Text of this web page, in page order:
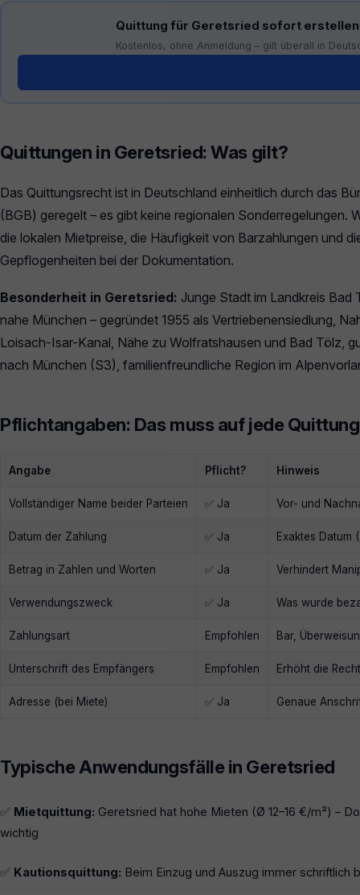
Quittung für Geretsried sofort erstellen
Kostenlos, ohne Anmeldung – gilt überall in
Quittungen in Geretsried: Was gilt?
Das Quittungsrecht ist in Deutschland einheitlich durch das
(BGB) geregelt – es gibt keine regionalen Sonderregelungen.
die lokalen Mietpreise, die Häufigkeit von Barzahlungen und
Gepflogenheiten bei der Dokumentation.
Besonderheit in Geretsried: Junge Stadt im Landkreis Bad
nahe München – gegründet 1955 als Vertriebenensiedlung,
Loisach-Isar-Kanal, Nähe zu Wolfratshausen und Bad Tölz,
nach München (S3), familienfreundliche Region im
Pflichtangaben: Das muss auf jede Quittung
Angabe Pflicht? Hinweis
Vollständiger Name beider Parteien ✅ Ja Vor- und
Datum der Zahlung ✅ Ja Exaktes Datum
Betrag in Zahlen und Worten ✅ Ja Verhindert
Verwendungszweck ✅ Ja Was wurde
Zahlungsart Empfohlen Bar,
Unterschrift des Empfängers Empfohlen Erhöht die
Adresse (bei Miete) ✅ Ja Genaue
Typische Anwendungsfälle in Geretsried
✅ Mietquittung: Geretsried hat hohe Mieten (Ø 12–16 €/m²) –
wichtig
✅ Kautionsquittung: Beim Einzug und Auszug immer schriftlich